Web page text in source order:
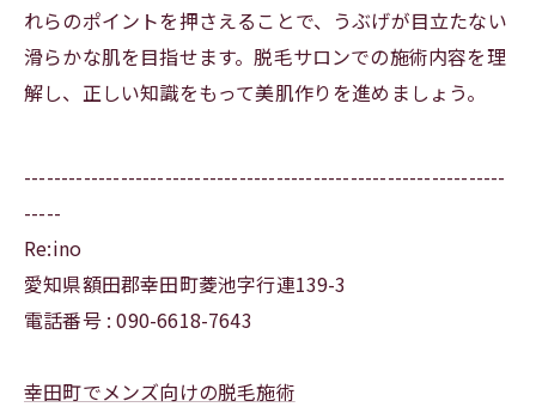
れらのポイントを押さえることで、うぶげが目立たない
滑らかな肌を目指せます。脱毛サロンでの施術内容を理
解し、正しい知識をもって美肌作りを進めましょう。
-----------------------------------------------------------------
-----
Re:ino
愛知県額田郡幸田町菱池字行連139-3
電話番号 : 090-6618-7643
幸田町でメンズ向けの脱毛施術